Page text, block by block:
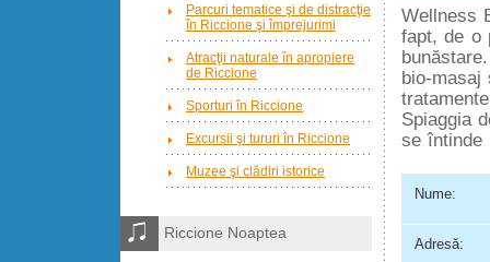
Wellness
fapt, de o
bio-
Spiaggia
se
Nume:
Adresă:
Parcuri tematice şi de distracţie
în Riccione şi împrejurimi
Atracţii naturale în apropiere
de Riccione
Sporturi în Riccione
Excursii şi tururi în Riccione
Muzee şi clădiri istorice
Riccione Noaptea